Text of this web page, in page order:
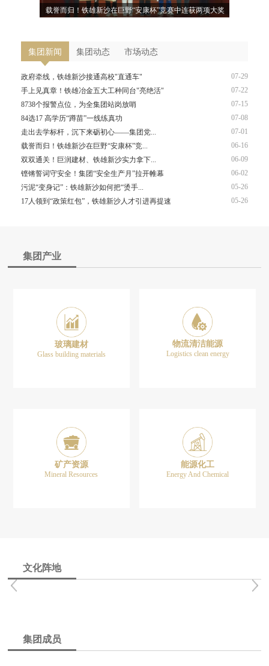
载誉而归！铁雄新沙在巨野“安康杯”竞赛中连获两项大奖
集团新闻 集团动态 市场动态
政府牵线，铁雄新沙接通高校"直通车"
07-29
手上见真章！铁雄冶金五大工种同台"亮绝活"
07-22
8738个报警点位，为全集团站岗放哨
07-15
84选17 高学历“蹲苗”一线练真功
07-08
走出去学标杆，沉下来砺初心——集团党...
07-01
载誉而归！铁雄新沙在巨野“安康杯”竞...
06-16
双双通关！巨润建材、铁雄新沙实力拿下...
06-09
铿锵誓词守安全！集团“安全生产月”拉开帷幕
06-02
污泥“变身记”：铁雄新沙如何把“烫手...
05-26
17人领到“政策红包”，铁雄新沙人才引进再提速
05-26
集团产业
玻璃建材
Glass building materials
物流清洁能源
Logistics clean energy
矿产资源
Mineral Resources
能源化工
Energy And Chemical
文化阵地
集团成员